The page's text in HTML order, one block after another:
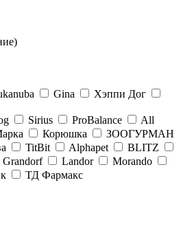
Gina
Хэппи Дог
Sirius ProBalance
All
Корюшка
ЗООГУРМАН
TitBit Alphapet
BLITZ
Grandorf Landor
Morando
ТД Фармакс